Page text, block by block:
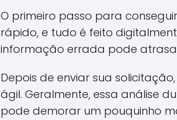
O primeiro passo para
rápido, e tudo é feito
informação errada pode
Depois de enviar sua
ágil. Geralmente, essa análise
pode demorar um pouquinho